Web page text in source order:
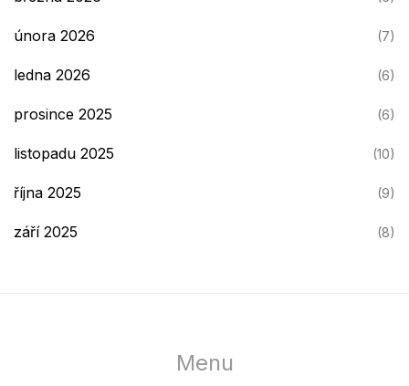
února 2026 (7)
ledna 2026 (6)
prosince 2025 (6)
listopadu 2025 (10)
října 2025 (9)
září 2025 (8)
Menu